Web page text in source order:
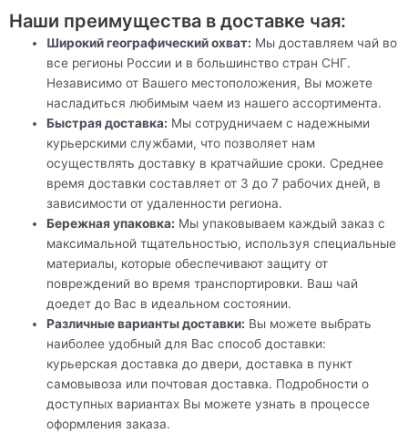
Наши преимущества в доставке чая:
Широкий географический охват: Мы доставляем чай во
все регионы России и в большинство стран СНГ.
Независимо от Вашего местоположения, Вы можете
насладиться любимым чаем из нашего ассортимента.
Быстрая доставка: Мы сотрудничаем с надежными
курьерскими службами, что позволяет нам
осуществлять доставку в кратчайшие сроки. Среднее
время доставки составляет от 3 до 7 рабочих дней, в
зависимости от удаленности региона.
Бережная упаковка: Мы упаковываем каждый заказ с
максимальной тщательностью, используя специальные
материалы, которые обеспечивают защиту от
повреждений во время транспортировки. Ваш чай
доедет до Вас в идеальном состоянии.
Различные варианты доставки: Вы можете выбрать
наиболее удобный для Вас способ доставки:
курьерская доставка до двери, доставка в пункт
самовывоза или почтовая доставка. Подробности о
доступных вариантах Вы можете узнать в процессе
оформления заказа.